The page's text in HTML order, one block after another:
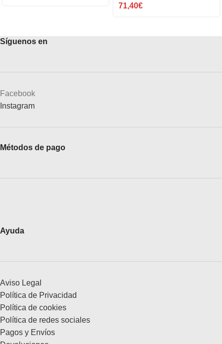
71,40€
Síguenos en
Facebook
Instagram
Métodos de pago
Ayuda
Aviso Legal
Política de Privacidad
Política de cookies
Política de redes sociales
Pagos y Envíos